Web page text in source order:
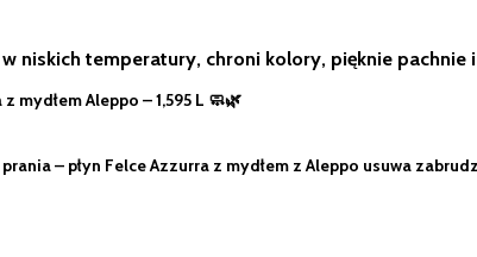
niskich temperatury, chroni kolory, pięknie
Aleppo – 1,595 L 🧼🌿
– płyn Felce Azzurra z mydłem z Aleppo usuwa